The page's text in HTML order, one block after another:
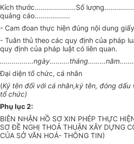
Kích thước………......……Số
quảng cáo……............
- Cam đoan thực hiện đúng nội dung
- Tuân thủ theo các quy định của pháp
quy định của pháp luật có liên quan.
Đại diện tổ chức, cá nhân
(Ký tên đối với cá nhân,ký tên, đóng
tổ chức)
Phụ lục 2:
BIÊN NHẬN HỒ SƠ XIN PHÉP THỰC
SƠ ĐỀ NGHỊ THOẢ THUẬN XÂY DỰNG
CỦA SỞ VĂN HOÁ- THÔNG TIN)